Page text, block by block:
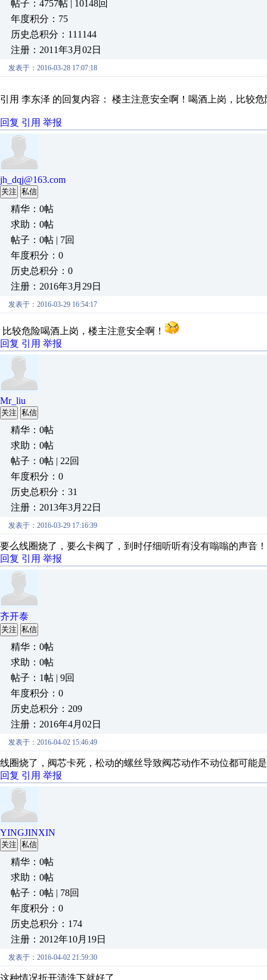
帖子：4757帖 | 10148回
年度积分：75
历史总积分：111144
注册：2011年3月02日
发表于：2016-03-28 17:07:18
引用 李东泽 的回复内容： 楼主注意安全啊！喝酒上岗，比较危
回复 引用 举报
jh_dqj@163.com
关注 私信
精华：0帖
求助：0帖
帖子：0帖 | 7回
年度积分：0
历史总积分：0
注册：2016年3月29日
发表于：2016-03-29 16:54:17
比较危险喝酒上岗，楼主注意安全啊！
回复 引用 举报
Mr_liu
关注 私信
精华：0帖
求助：0帖
帖子：0帖 | 22回
年度积分：0
历史总积分：31
注册：2013年3月22日
发表于：2016-03-29 17:16:39
要么线圈烧了，要么卡阀了，到时仔细听听有没有嗡嗡的声音！
回复 引用 举报
齐开泰
关注 私信
精华：0帖
求助：0帖
帖子：1帖 | 9回
年度积分：0
历史总积分：209
注册：2016年4月02日
发表于：2016-04-02 15:46:49
线圈烧了，阀芯卡死，松动的螺丝导致阀芯动作不动位都可能
回复 引用 举报
YINGJINXIN
关注 私信
精华：0帖
求助：0帖
帖子：0帖 | 78回
年度积分：0
历史总积分：174
注册：2012年10月19日
发表于：2016-04-02 21:59:30
这种情况折开清洗下就好了